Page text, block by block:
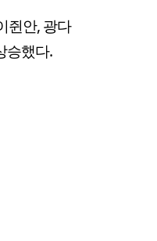
쥔안, 광다
승했다.